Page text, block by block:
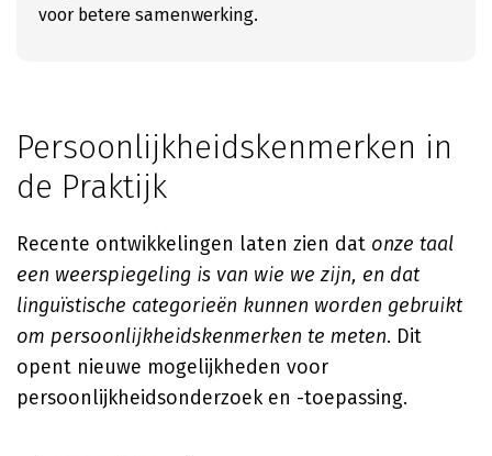
voor betere samenwerking.
Persoonlijkheidskenmerken in
de Praktijk
Recente ontwikkelingen laten zien dat onze taal
een weerspiegeling is van wie we zijn, en dat
linguïstische categorieën kunnen worden gebruikt
om persoonlijkheidskenmerken te meten. Dit
opent nieuwe mogelijkheden voor
persoonlijkheidsonderzoek en -toepassing.